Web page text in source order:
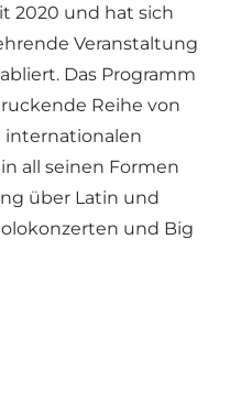
2020 und hat sich
Veranstaltung
Das Programm
Reihe von
internationalen
all seinen Formen
über Latin und
und Big